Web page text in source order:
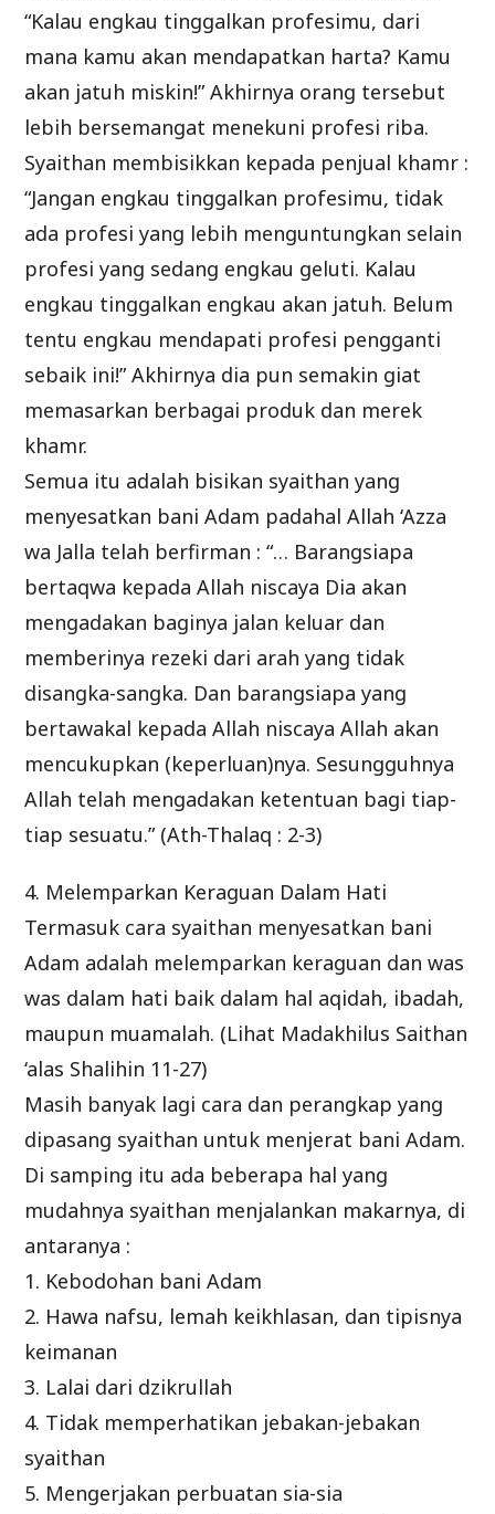
“Kalau engkau tinggalkan profesimu, dari
mana kamu akan mendapatkan harta? Kamu
akan jatuh miskin!” Akhirnya orang tersebut
lebih bersemangat menekuni profesi riba.
Syaithan membisikkan kepada penjual khamr :
“Jangan engkau tinggalkan profesimu, tidak
ada profesi yang lebih menguntungkan selain
profesi yang sedang engkau geluti. Kalau
engkau tinggalkan engkau akan jatuh. Belum
tentu engkau mendapati profesi pengganti
sebaik ini!” Akhirnya dia pun semakin giat
memasarkan berbagai produk dan merek
khamr.
Semua itu adalah bisikan syaithan yang
menyesatkan bani Adam padahal Allah ‘Azza
wa Jalla telah berfirman : “… Barangsiapa
bertaqwa kepada Allah niscaya Dia akan
mengadakan baginya jalan keluar dan
memberinya rezeki dari arah yang tidak
disangka-sangka. Dan barangsiapa yang
bertawakal kepada Allah niscaya Allah akan
mencukupkan (keperluan)nya. Sesungguhnya
Allah telah mengadakan ketentuan bagi tiap-
tiap sesuatu.” (Ath-Thalaq : 2-3)
4. Melemparkan Keraguan Dalam Hati
Termasuk cara syaithan menyesatkan bani
Adam adalah melemparkan keraguan dan was
was dalam hati baik dalam hal aqidah, ibadah,
maupun muamalah. (Lihat Madakhilus Saithan
‘alas Shalihin 11-27)
Masih banyak lagi cara dan perangkap yang
dipasang syaithan untuk menjerat bani Adam.
Di samping itu ada beberapa hal yang
mudahnya syaithan menjalankan makarnya, di
antaranya :
1. Kebodohan bani Adam
2. Hawa nafsu, lemah keikhlasan, dan tipisnya
keimanan
3. Lalai dari dzikrullah
4. Tidak memperhatikan jebakan-jebakan
syaithan
5. Mengerjakan perbuatan sia-sia